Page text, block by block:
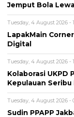
Jemput Bola
Tuesday, 4 August 2026 -
LapakMain
Digital
Tuesday, 4 August 2026 -
Kolaborasi UKPD
Kepulauan Seribu
Tuesday, 4 August 2026 -
Sudin PPAPP